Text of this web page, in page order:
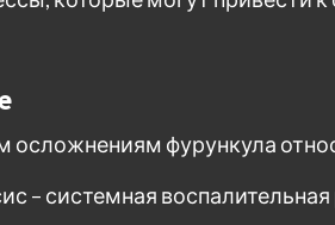
осложнениям фурункула
– системная